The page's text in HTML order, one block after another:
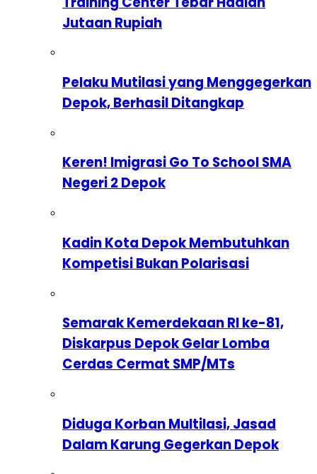
Jutaan Rupiah
Pelaku Mutilasi yang Menggegerkan
Depok, Berhasil Ditangkap
Keren! Imigrasi Go To School SMA
Negeri 2 Depok
Kadin Kota Depok Membutuhkan
Kompetisi Bukan Polarisasi
Semarak Kemerdekaan RI ke-81,
Diskarpus Depok Gelar Lomba
Cerdas Cermat SMP/MTs
Diduga Korban Multilasi, Jasad
Dalam Karung Gegerkan Depok